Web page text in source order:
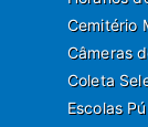
Cemitério
Câmeras
Coleta
Escolas